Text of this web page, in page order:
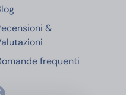
&
frequenti